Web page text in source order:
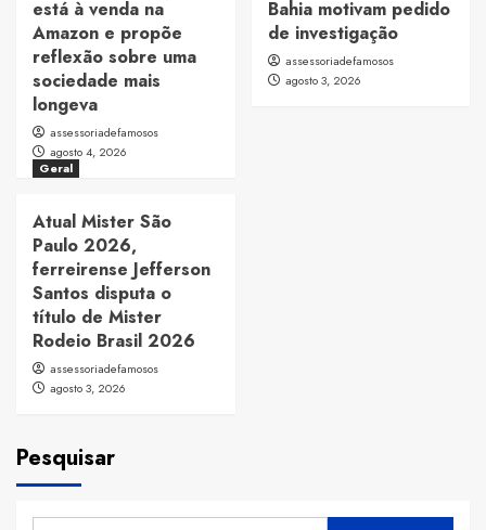
está à venda na
Amazon e propõe
reflexão sobre uma
sociedade mais
longeva
assessoriadefamosos
agosto 4, 2026
Bahia motivam pedido
de investigação
assessoriadefamosos
agosto 3, 2026
Geral
Atual Mister São
Paulo 2026,
ferreirense Jefferson
Santos disputa o
título de Mister
Rodeio Brasil 2026
assessoriadefamosos
agosto 3, 2026
Pesquisar